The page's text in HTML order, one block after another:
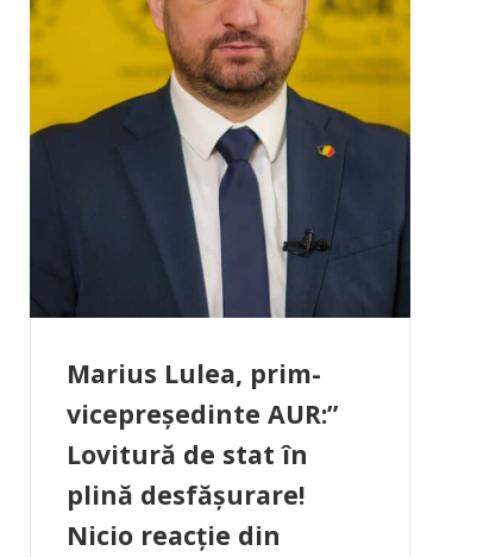
Marius Lulea, prim-
vicepreședinte AUR:”
Lovitură de stat în
plină desfășurare!
Nicio reacție din